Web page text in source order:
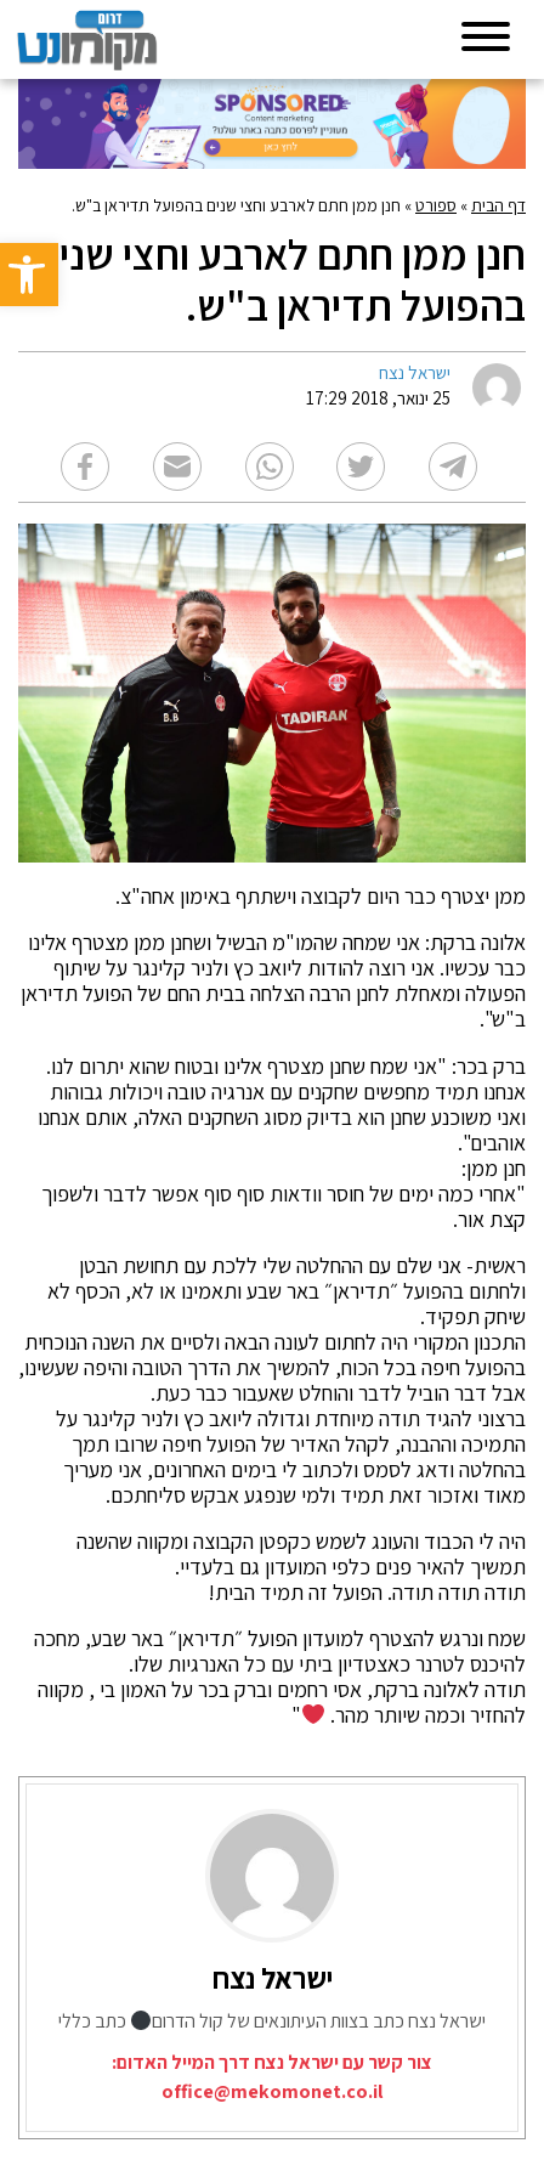
פתח
דף הבית» ספורט» חנן ממן חתם לארבע וחצי שנים בהפועל תדיראן ב"ש.
חנן ממן חתם לארבע וחצי שנים
בהפועל תדיראן ב"ש.
ישראל נצח
25 ינואר, 2018 17:29
ממן יצטרף כבר היום לקבוצה וישתתף באימון אחה"צ.
אלונה ברקת: אני שמחה שהמו"מ הבשיל ושחנן ממן מצטרף אלינו
כבר עכשיו. אני רוצה להודות ליואב כץ ולניר קלינגר על שיתוף
הפעולה ומאחלת לחנן הרבה הצלחה בבית החם של הפועל תדיראן
ב"ש".
ברק בכר: "אני שמח שחנן מצטרף אלינו ובטוח שהוא יתרום לנו.
אנחנו תמיד מחפשים שחקנים עם אנרגיה טובה ויכולות גבוהות
ואני משוכנע שחנן הוא בדיוק מסוג השחקנים האלה, אותם אנחנו
אוהבים".
חנן ממן:
"אחרי כמה ימים של חוסר וודאות סוף סוף אפשר לדבר ולשפוך
קצת אור.
ראשית- אני שלם עם ההחלטה שלי ללכת עם תחושת הבטן
ולחתום בהפועל ״תדיראן״ באר שבע ותאמינו או לא, הכסף לא
שיחק תפקיד.
התכנון המקורי היה לחתום לעונה הבאה ולסיים את השנה הנוכחית
בהפועל חיפה בכל הכוח, להמשיך את הדרך הטובה והיפה שעשינו,
אבל דבר הוביל לדבר והוחלט שאעבור כבר כעת.
ברצוני להגיד תודה מיוחדת וגדולה ליואב כץ ולניר קלינגר על
התמיכה וההבנה, לקהל האדיר של הפועל חיפה שרובו תמך
בהחלטה ודאג לסמס ולכתוב לי בימים האחרונים, אני מעריך
מאוד ואזכור זאת תמיד ולמי שנפגע אבקש סליחתכם.
היה לי הכבוד והעונג לשמש כקפטן הקבוצה ומקווה שהשנה
תמשיך להאיר פנים כלפי המועדון גם בלעדיי.
תודה תודה תודה. הפועל זה תמיד הבית!
שמח ונרגש להצטרף למועדון הפועל ״תדיראן״ באר שבע, מחכה
להיכנס לטרנר כאצטדיון ביתי עם כל האנרגיות שלו.
תודה לאלונה ברקת, אסי רחמים וברק בכר על האמון בי , מקווה
להחזיר וכמה שיותר מהר. ⁦
⁩"
ישראל נצח
ישראל נצח כתב בצוות העיתונאים של קול הדרום
כתב כללי
צור קשר עם ישראל נצח דרך המייל האדום:
office@mekomonet.co.il